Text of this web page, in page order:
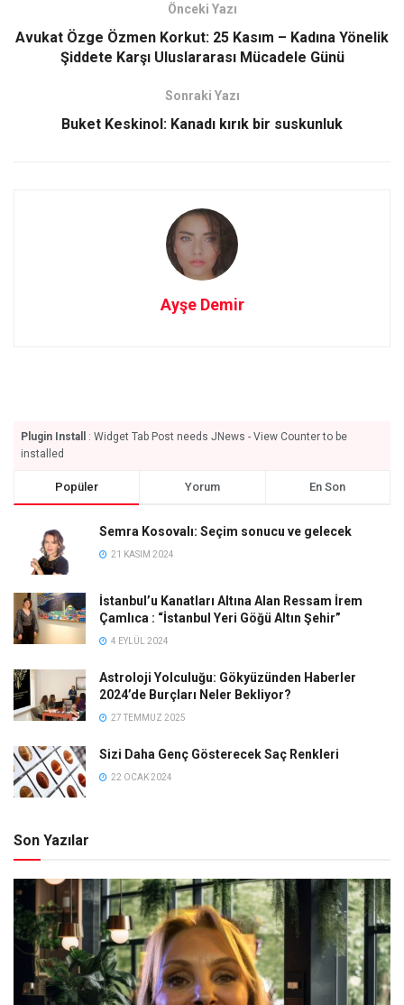
o
o
d
o
Önceki Yazı
Avukat Özge Özmen Korkut: 25 Kasım – Kadına Yönelik
Şiddete Karşı Uluslararası Mücadele Günü
Sonraki Yazı
Buket Keskinol: Kanadı kırık bir suskunluk
Ayşe Demir
Plugin Install
: Widget Tab Post needs JNews - View Counter to be
installed
Popüler Yorum En Son
Semra Kosovalı: Seçim sonucu ve gelecek
21 KASIM 2024
İstanbul’u Kanatları Altına Alan Ressam İrem
Çamlıca : “İstanbul Yeri Göğü Altın Şehir”
4 EYLÜL 2024
Astroloji Yolculuğu: Gökyüzünden Haberler
2024’de Burçları Neler Bekliyor?
27 TEMMUZ 2025
Sizi Daha Genç Gösterecek Saç Renkleri
22 OCAK 2024
Son Yazılar